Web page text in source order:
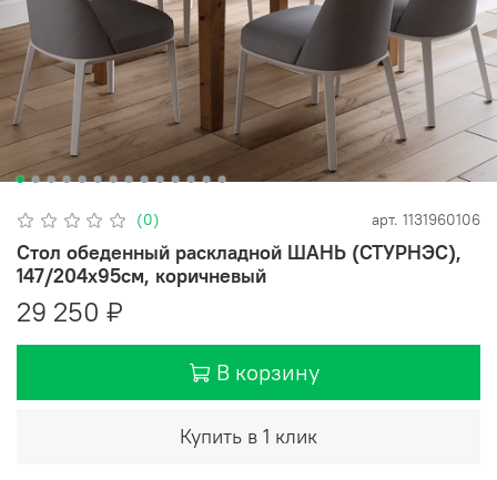
(0) арт. 1131960106
Стол обеденный раскладной ШАНЬ (СТУРНЭС),
147/204x95см, коричневый
29 250 ₽
В корзину
Купить в 1 клик